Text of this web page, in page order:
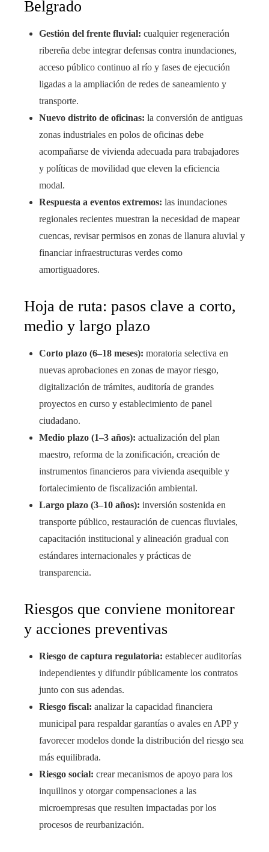
Belgrado
Gestión del frente fluvial: cualquier regeneración
ribereña debe integrar defensas contra inundaciones,
acceso público continuo al río y fases de ejecución
ligadas a la ampliación de redes de saneamiento y
transporte.
Nuevo distrito de oficinas: la conversión de antiguas
zonas industriales en polos de oficinas debe
acompañarse de vivienda adecuada para trabajadores
y políticas de movilidad que eleven la eficiencia
modal.
Respuesta a eventos extremos: las inundaciones
regionales recientes muestran la necesidad de mapear
cuencas, revisar permisos en zonas de llanura aluvial y
financiar infraestructuras verdes como
amortiguadores.
Hoja de ruta: pasos clave a corto,
medio y largo plazo
Corto plazo (6–18 meses): moratoria selectiva en
nuevas aprobaciones en zonas de mayor riesgo,
digitalización de trámites, auditoría de grandes
proyectos en curso y establecimiento de panel
ciudadano.
Medio plazo (1–3 años): actualización del plan
maestro, reforma de la zonificación, creación de
instrumentos financieros para vivienda asequible y
fortalecimiento de fiscalización ambiental.
Largo plazo (3–10 años): inversión sostenida en
transporte público, restauración de cuencas fluviales,
capacitación institucional y alineación gradual con
estándares internacionales y prácticas de
transparencia.
Riesgos que conviene monitorear
y acciones preventivas
Riesgo de captura regulatoria: establecer auditorías
independientes y difundir públicamente los contratos
junto con sus adendas.
Riesgo fiscal: analizar la capacidad financiera
municipal para respaldar garantías o avales en APP y
favorecer modelos donde la distribución del riesgo sea
más equilibrada.
Riesgo social: crear mecanismos de apoyo para los
inquilinos y otorgar compensaciones a las
microempresas que resulten impactadas por los
procesos de reurbanización.